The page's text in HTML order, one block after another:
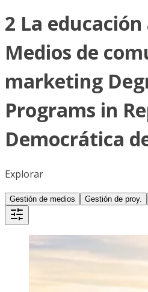
2 La
Medios de
marketing
Programs in
Democrática
Explorar
Gestión de medios Gestión de proy.